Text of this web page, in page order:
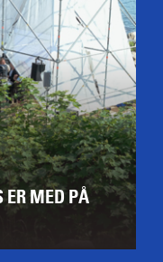
ER MED PÅ